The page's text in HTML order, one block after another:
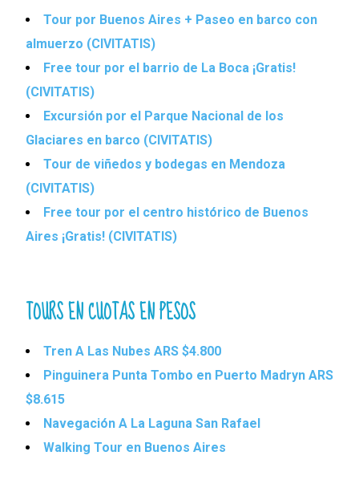
Tour por Buenos Aires + Paseo en barco con
almuerzo (CIVITATIS)
Free tour por el barrio de La Boca ¡Gratis!
(CIVITATIS)
Excursión por el Parque Nacional de los
Glaciares en barco (CIVITATIS)
Tour de viñedos y bodegas en Mendoza
(CIVITATIS)
Free tour por el centro histórico de Buenos
Aires ¡Gratis! (CIVITATIS)
TOURS EN CUOTAS EN PESOS
Tren A Las Nubes ARS $4.800
Pinguinera Punta Tombo en Puerto Madryn ARS
$8.615
Navegación A La Laguna San Rafael
Walking Tour en Buenos Aires